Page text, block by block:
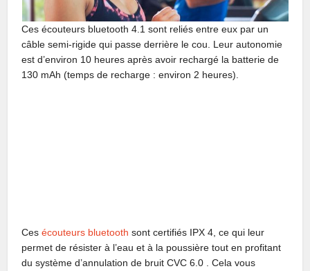
Ces écouteurs bluetooth 4.1 sont reliés entre eux par un
câble semi-rigide qui passe derrière le cou. Leur autonomie
est d’environ 10 heures après avoir rechargé la batterie de
130 mAh (temps de recharge : environ 2 heures).
Cesécouteurs bluetooth sont certifiés IPX 4, ce qui leur
permet de résister à l’eau et à la poussière tout en profitant
du système d’annulation de bruit CVC 6.0 . Cela vous